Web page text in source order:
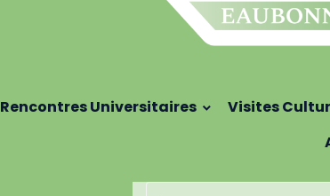
Rencontres Universitaires Visites